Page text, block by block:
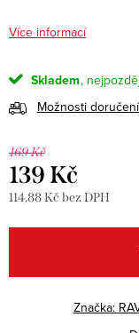
Více informací
Skladem
Možnosti doručení
169 Kč
139 Kč
114,88 Kč bez DPH
cena:
Značka: